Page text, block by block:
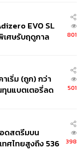
EVO SL
เศษรับฤดูกาล
801
เริ่ม (ถูก) กว่า
นแบตเตอรี่ลด
501
ดสตรีมบน
ศไทยสูงถึง 536
398